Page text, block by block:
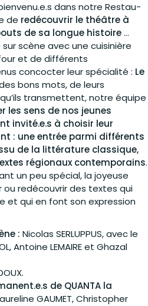
dans notre Restau-
de redécouvrir le théâtre à
de sa longue histoire…
scène avec une cuisinière
et de différents
concocter leur spécialité : Le
bons mots, de leurs
transmettent, notre équipe
les sens de nos jeunes
invité.e.s à choisir leur
: une entrée parmi différents
de la littérature classique,
régionaux contemporains.
un peu spécial, la joyeuse
redécouvrir des textes qui
et qui en font son expression
: Nicolas SERLUPPUS, avec le
Antoine LEMAIRE et Ghazal
de QUANTA la
GAUMET, Christopher